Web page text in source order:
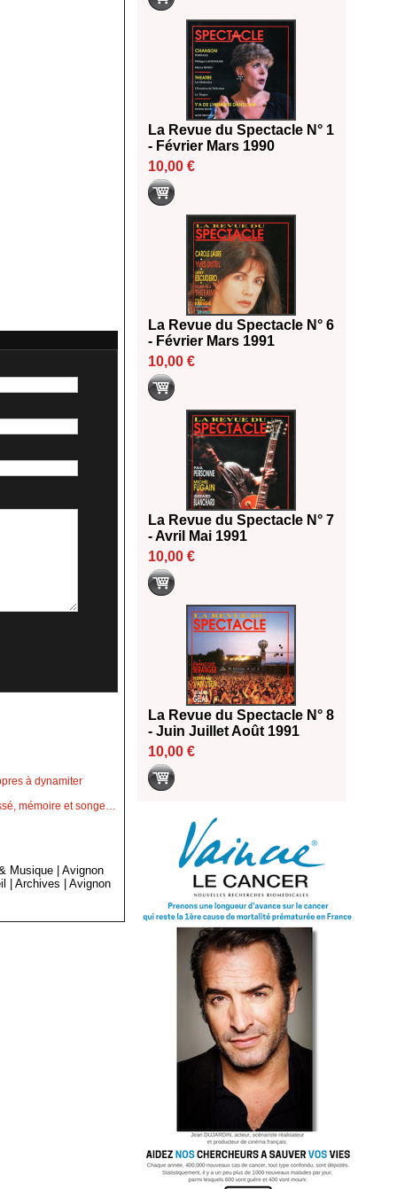
à dynamiter
mémoire et songe…
Musique |Avignon
|Archives |Avignon
La Revue du Spectacle N° 1
- Février Mars 1990
10,00 €
La Revue du Spectacle N° 6
- Février Mars 1991
10,00 €
La Revue du Spectacle N° 7
- Avril Mai 1991
10,00 €
La Revue du Spectacle N° 8
- Juin Juillet Août 1991
10,00 €